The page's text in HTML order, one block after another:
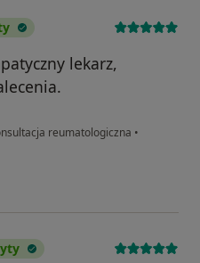
lekarz,
reumatologiczna •